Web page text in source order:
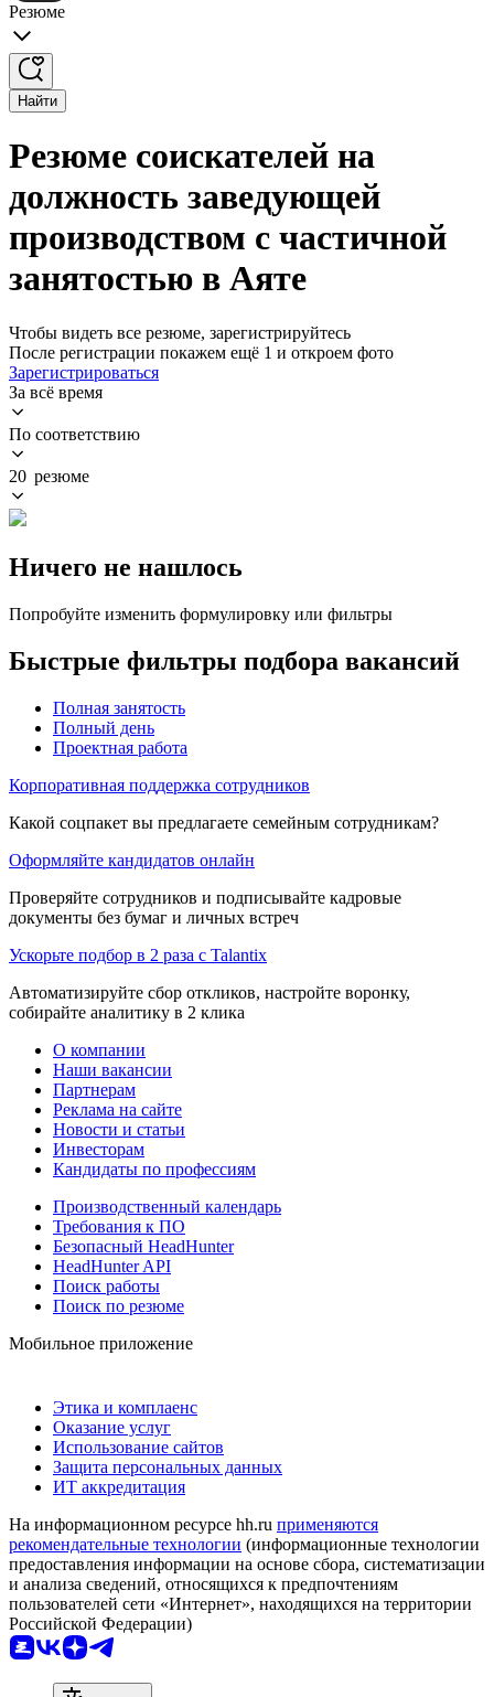
Резюме
Найти
Резюме соискателей на
должность заведующей
производством с частичной
занятостью в Аяте
Чтобы видеть все резюме, зарегистрируйтесь
После регистрации покажем ещё 1 и откроем фото
Зарегистрироваться
За всё время
По соответствию
20 резюме
Ничего не нашлось
Попробуйте изменить формулировку или фильтры
Быстрые фильтры подбора вакансий
Полная занятость
Полный день
Проектная работа
Корпоративная поддержка сотрудников
Какой соцпакет вы предлагаете семейным сотрудникам?
Оформляйте кандидатов онлайн
Проверяйте сотрудников и подписывайте кадровые
документы без бумаг и личных встреч
Ускорьте подбор в 2 раза с Talantix
Автоматизируйте сбор откликов, настройте воронку,
собирайте аналитику в 2 клика
О компании
Наши вакансии
Партнерам
Реклама на сайте
Новости и статьи
Инвесторам
Кандидаты по профессиям
Производственный календарь
Требования к ПО
Безопасный HeadHunter
HeadHunter API
Поиск работы
Поиск по резюме
Мобильное приложение
Этика и комплаенс
Оказание услуг
Использование сайтов
Защита персональных данных
ИТ аккредитация
На информационном ресурсе hh.ru применяются
рекомендательные технологии (информационные технологии
предоставления информации на основе сбора, систематизации
и анализа сведений, относящихся к предпочтениям
пользователей сети «Интернет», находящихся на территории
Российской Федерации)